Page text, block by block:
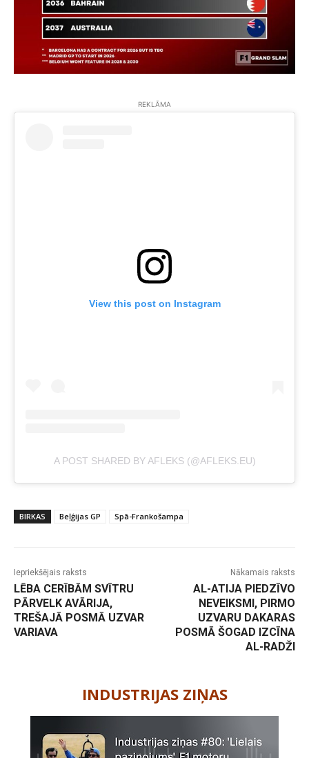
REKLĀMA
View this post on Instagram
A POST SHARED BY AFLEKS (@AFLEKS.EU)
BIRKAS Beļģijas GP Spā-Frankošampa
Iepriekšējais raksts
LĒBA CERĪBĀM SVĪTRU
PĀRVELK AVĀRIJA,
TREŠAJĀ POSMĀ UZVAR
VARIAVA
Nākamais raksts
AL-ATIJA PIEDZĪVO
NEVEIKSMI, PIRMO
UZVARU DAKARAS
POSMĀ ŠOGAD IZCĪNA
AL-RADŽI
INDUSTRIJAS ZIŅAS